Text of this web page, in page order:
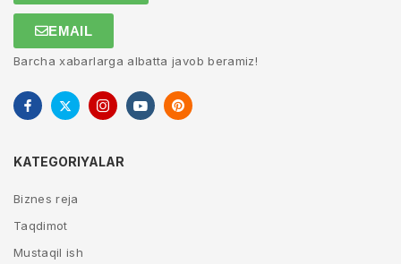
EMAIL
Barcha xabarlarga albatta javob beramiz!
KATEGORIYALAR
Biznes reja
Taqdimot
Mustaqil ish